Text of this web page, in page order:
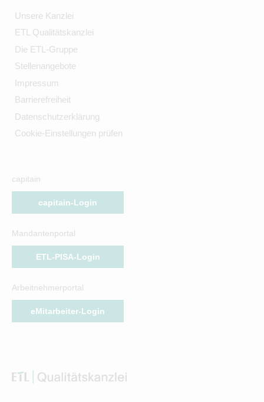
Unsere Kanzlei
ETL Qualitätskanzlei
Die ETL-Gruppe
Stellenangebote
Impressum
Barrierefreiheit
Datenschutzerklärung
Cookie-Einstellungen prüfen
capitain
capitain-Login
Mandantenportal
ETL-PISA-Login
Arbeitnehmerportal
eMitarbeiter-Login